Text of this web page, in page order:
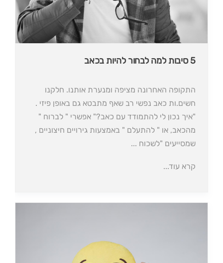
5 סיבות למה לבחור להיות בכאב
התקופה האחרונה מציפה ומנערת אותנו. חלקנו
חשים.ות כאב נפשי רב שאף מתבטא גם באופן פיזי .
"איך נכון לי להתמודד עם כאב?" אפשרי " לברוח "
מהכאב, או " להתעלם " באמצעות גירויים חיצוניים ,
שמסייעים "לשכוח ...
קרא עוד...